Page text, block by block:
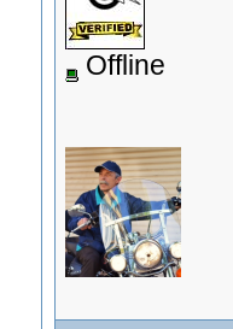
Offline